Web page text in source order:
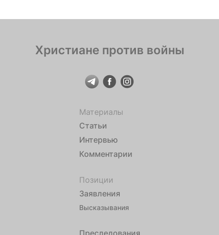
Христиане против войны
Материалы
Статьи
Интервью
Комментарии
Позиции
Заявления
Высказывания